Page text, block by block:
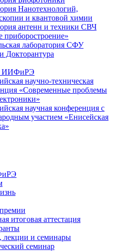
Нанотехнологий,
и квантовой химии
антенн и техники СВЧ
лаборатория СФУ
Докторантура
ИИФиРЭ
научно-техническая
«Современные проблемы
научная конференция с
участием «Енисейская
итоговая аттестация
лекции и семинары
семинар